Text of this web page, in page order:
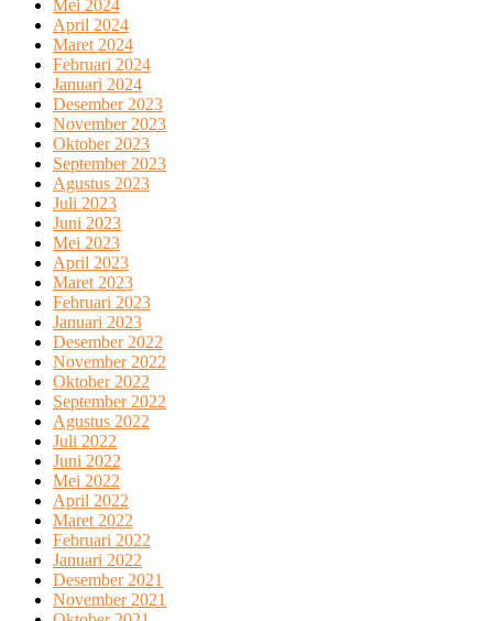
Mei 2024
April 2024
Maret 2024
Februari 2024
Januari 2024
Desember 2023
November 2023
Oktober 2023
September 2023
Agustus 2023
Juli 2023
Juni 2023
Mei 2023
April 2023
Maret 2023
Februari 2023
Januari 2023
Desember 2022
November 2022
Oktober 2022
September 2022
Agustus 2022
Juli 2022
Juni 2022
Mei 2022
April 2022
Maret 2022
Februari 2022
Januari 2022
Desember 2021
November 2021